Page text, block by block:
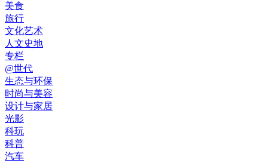
美食
旅行
文化艺术
人文史地
专栏
@世代
生态与环保
时尚与美容
设计与家居
光影
科玩
科普
汽车